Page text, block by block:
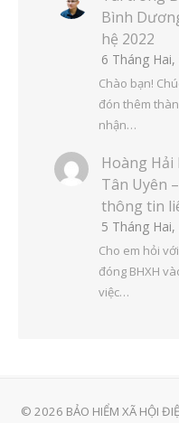
Bình
hệ 2022
6 Tháng Hai,
Chào bạn!
đón thêm
nhận…
Hoàng Hải
Tân Uyên
thông tin
5 Tháng Hai,
Cho em hỏi
đóng BHXH
việc…
© 2026 BẢO HIỂM XÃ HỘI